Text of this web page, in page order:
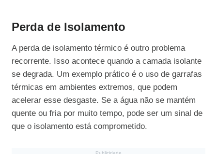
Perda de Isolamento
A perda de isolamento térmico é outro problema
recorrente. Isso acontece quando a camada isolante
se degrada. Um exemplo prático é o uso de garrafas
térmicas em ambientes extremos, que podem
acelerar esse desgaste. Se a água não se mantém
quente ou fria por muito tempo, pode ser um sinal de
que o isolamento está comprometido.
Publicidade